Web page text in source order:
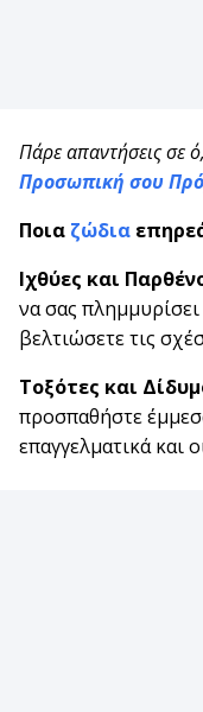
Πάρε απαντήσεις σε
Προσωπική σου
Ποια ζώδια
Ιχθύες και
να σας
βελτιώσετε τις
Τοξότες και
προσπαθήστε
επαγγελματικά και